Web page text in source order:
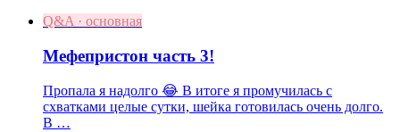
Q&A · основная
Мефепристон часть 3!
Пропала я надолго 😂 В итоге я промучилась с
схватками целые сутки, шейка готовилась очень долго.
В …